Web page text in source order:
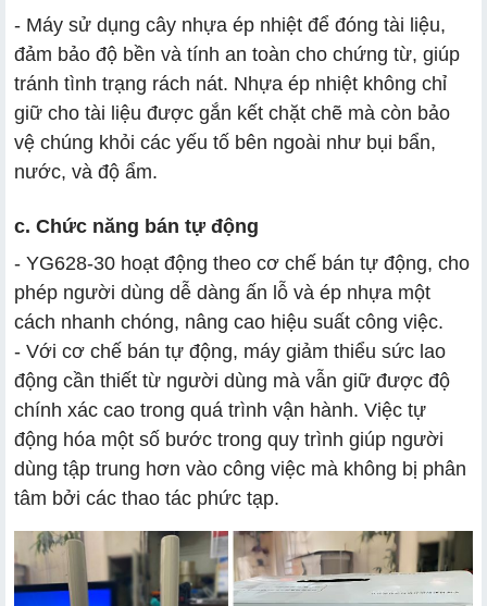
- Máy sử dụng cây nhựa ép nhiệt để đóng tài liệu,
đảm bảo độ bền và tính an toàn cho chứng từ, giúp
tránh tình trạng rách nát. Nhựa ép nhiệt không chỉ
giữ cho tài liệu được gắn kết chặt chẽ mà còn bảo
vệ chúng khỏi các yếu tố bên ngoài như bụi bẩn,
nước, và độ ẩm.
c. Chức năng bán tự động
- YG628-30 hoạt động theo cơ chế bán tự động, cho
phép người dùng dễ dàng ấn lỗ và ép nhựa một
cách nhanh chóng, nâng cao hiệu suất công việc.
- Với cơ chế bán tự động, máy giảm thiểu sức lao
động cần thiết từ người dùng mà vẫn giữ được độ
chính xác cao trong quá trình vận hành. Việc tự
động hóa một số bước trong quy trình giúp người
dùng tập trung hơn vào công việc mà không bị phân
tâm bởi các thao tác phức tạp.